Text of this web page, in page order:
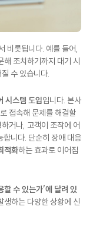
비롯됩니다. 예를 들어,
조치하기까지 대기 시
수 있습니다.
시스템 도입입니다. 본사
접속해 문제를 해결할
거나, 고객이 조작에 어
합니다. 단순히 장애 대응
적화하는 효과로 이어집
수 있는가’에 달려 있
생하는 다양한 상황에 신